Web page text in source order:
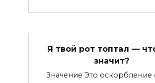
Я твой рот топтал —
значит?
Значение Это оскорбление